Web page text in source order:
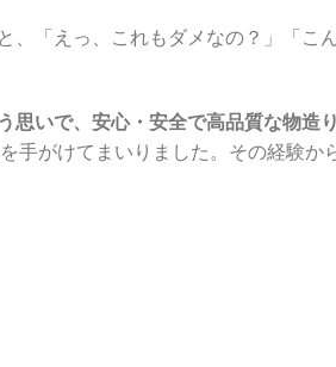
、「えっ、これもダメなの？」「こ
思いで、安心・安全で高品質な物造
手がけてまいりました。その経験か